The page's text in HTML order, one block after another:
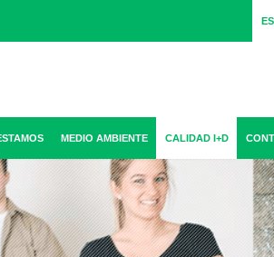
MEDIO AMBIENTE CALIDAD I+D